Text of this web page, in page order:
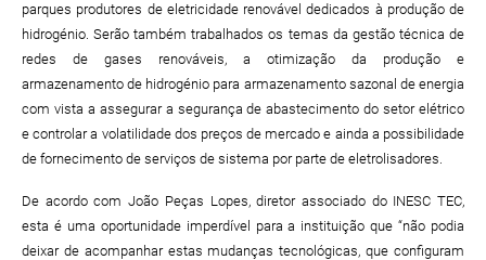
parques produtores de eletricidade renovável dedicados à produção de
hidrogénio. Serão também trabalhados os temas da gestão técnica de
redes de gases renováveis, a otimização da produção e
armazenamento de hidrogénio para armazenamento sazonal de energia
com vista a assegurar a segurança de abastecimento do setor elétrico
e controlar a volatilidade dos preços de mercado e ainda a possibilidade
de fornecimento de serviços de sistema por parte de eletrolisadores.
De acordo com João Peças Lopes, diretor associado do INESC TEC,
esta é uma oportunidade imperdível para a instituição que “não podia
deixar de acompanhar estas mudanças tecnológicas, que configuram